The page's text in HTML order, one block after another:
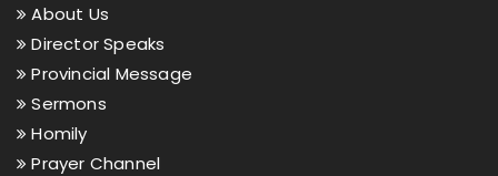
About Us
Director Speaks
Provincial Message
Sermons
Homily
Prayer Channel